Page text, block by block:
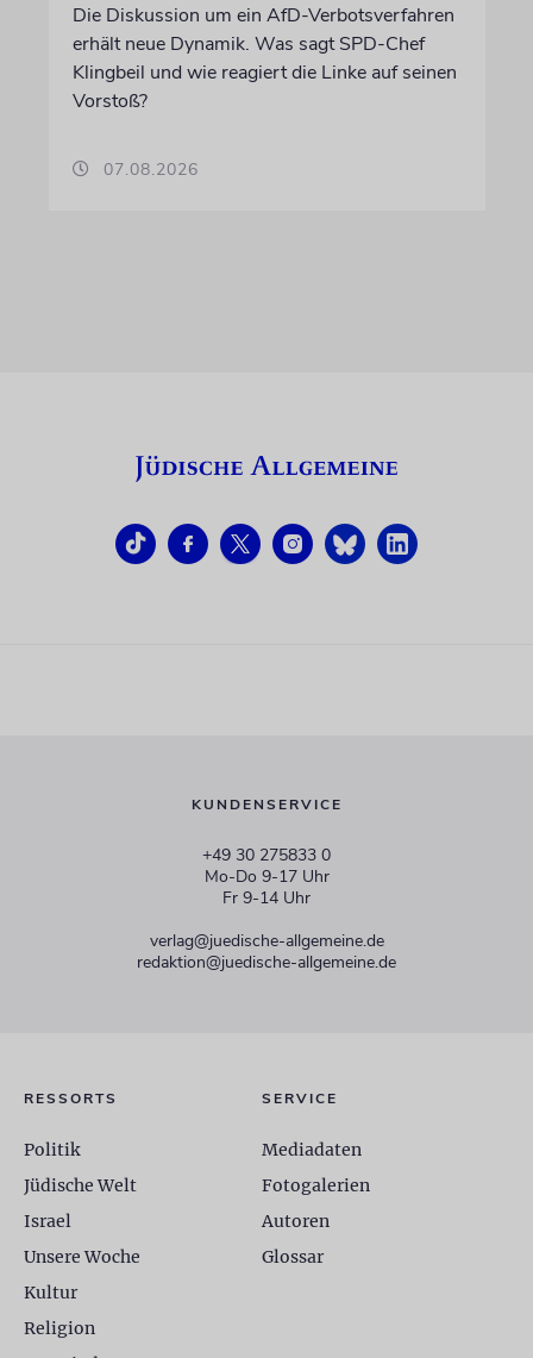
Die Diskussion um ein AfD-Verbotsverfahren
erhält neue Dynamik. Was sagt SPD-Chef
Klingbeil und wie reagiert die Linke auf seinen
Vorstoß?
07.08.2026
KUNDENSERVICE
+49 30 275833 0
Mo-Do 9-17 Uhr
Fr 9-14 Uhr
verlag@juedische-allgemeine.de
redaktion@juedische-allgemeine.de
RESSORTS
Politik
Jüdische Welt
Israel
Unsere Woche
Kultur
Religion
SERVICE
Mediadaten
Fotogalerien
Autoren
Glossar